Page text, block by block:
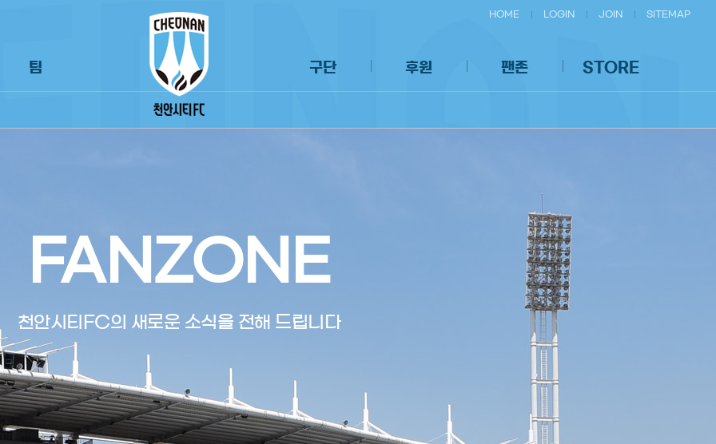
HOME LOGIN JOIN SITEMAP
팀 구단 후원 팬존 STORE
FANZONE
천안시티FC의 새로운 소식을 전해 드립니다